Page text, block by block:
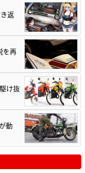
返
を再
け抜
動